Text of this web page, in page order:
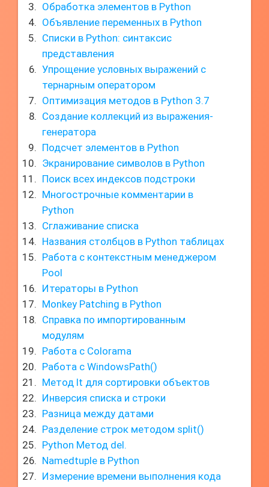
Обработка элементов в Python
Объявление переменных в Python
Списки в Python: синтаксис
представления
Упрощение условных выражений с
тернарным оператором
Оптимизация методов в Python 3.7
Создание коллекций из выражения-
генератора
Подсчет элементов в Python
Экранирование символов в Python
Поиск всех индексов подстроки
Многострочные комментарии в
Python
Сглаживание списка
Названия столбцов в Python таблицах
Работа с контекстным менеджером
Pool
Итераторы в Python
Monkey Patching в Python
Справка по импортированным
модулям
Работа с Colorama
Работа с WindowsPath()
Метод lt для сортировки объектов
Инверсия списка и строки
Разница между датами
Разделение строк методом split()
Python Метод del.
Namedtuple в Python
Измерение времени выполнения кода